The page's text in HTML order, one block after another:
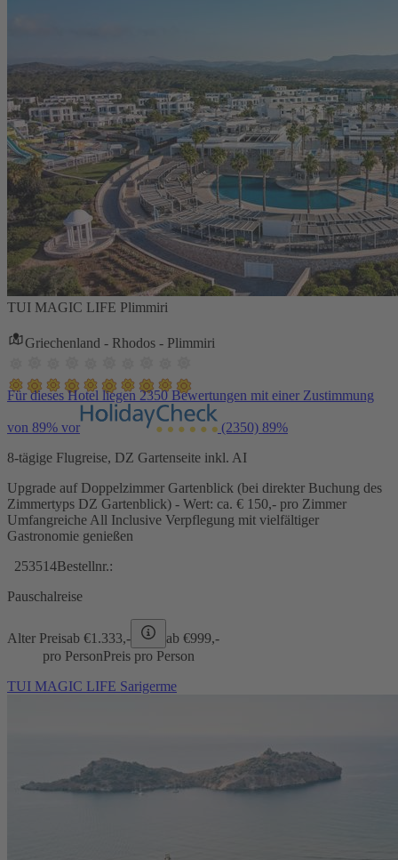
TUI MAGIC LIFE Plimmiri
Griechenland - Rhodos - Plimmiri
Für dieses Hotel liegen 2350 Bewertungen mit einer Zustimmung
von 89% vor (2350) 89%
8-tägige Flugreise, DZ Gartenseite inkl. AI
Upgrade auf Doppelzimmer Gartenblick (bei direkter Buchung des
Zimmertyps DZ Gartenblick) - Wert: ca. € 150,- pro Zimmer
Umfangreiche All Inclusive Verpflegung mit vielfältiger
Gastronomie genießen
253514Bestellnr.:
Pauschalreise
Alter Preisab €1.333,- ab €999,-
pro PersonPreis pro Person
TUI MAGIC LIFE Sarigerme